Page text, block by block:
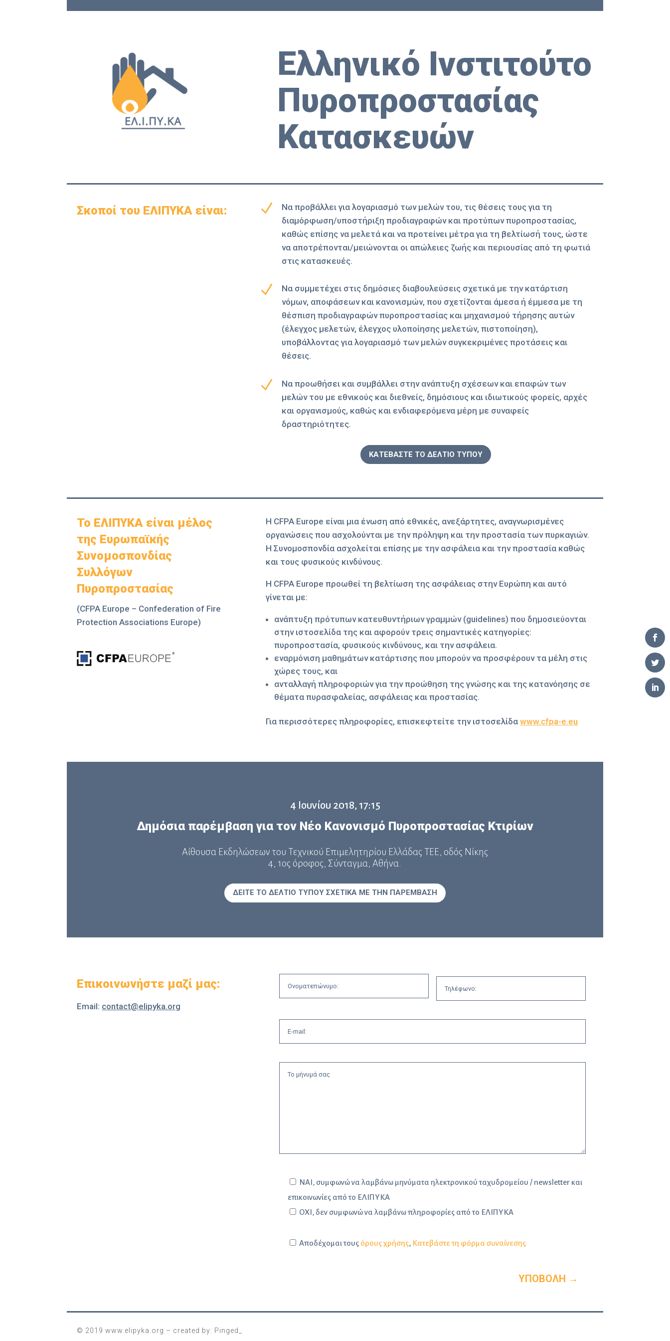
Ελληνικό Ινστιτούτο
Πυροπροστασίας
Κατασκευών
Σκοποί του ΕΛΙΠΥΚΑ είναι: N
Να προβάλλει για λογαριασμό των μελών του, τις θέσεις τους για τη
διαμόρφωση/υποστήριξη προδιαγραφών και προτύπων πυροπροστασίας,
καθώς επίσης να μελετά και να προτείνει μέτρα για τη βελτίωσή τους, ώστε
να αποτρέπονται/μειώνονται οι απώλειες ζωής και περιουσίας από τη φωτιά
στις κατασκευές.
N
Να συμμετέχει στις δημόσιες διαβουλεύσεις σχετικά με την κατάρτιση
νόμων, αποφάσεων και κανονισμών, που σχετίζονται άμεσα ή έμμεσα με τη
θέσπιση προδιαγραφών πυροπροστασίας και μηχανισμού τήρησης αυτών
(έλεγχος μελετών, έλεγχος υλοποίησης μελετών, πιστοποίηση),
υποβάλλοντας για λογαριασμό των μελών συγκεκριμένες προτάσεις και
θέσεις.
N
Να προωθήσει και συμβάλλει στην ανάπτυξη σχέσεων και επαφών των
μελών του με εθνικούς και διεθνείς, δημόσιους και ιδιωτικούς φορείς, αρχές
και οργανισμούς, καθώς και ενδιαφερόμενα μέρη με συναφείς
δραστηριότητες.
ΚΑΤΕΒΑΣΤΕ ΤΟ ΔΕΛΤΙΟ ΤΥΠΟΥ
Το ΕΛΙΠΥΚΑ είναι μέλος
της Ευρωπαϊκής
Συνομοσπονδίας
Συλλόγων
Πυροπροστασίας
(CFPA Europe – Confederation of Fire
Protection Associations Europe)
Η CFPA Europe είναι μια ένωση από εθνικές, ανεξάρτητες, αναγνωρισμένες
οργανώσεις που ασχολούνται με την πρόληψη και την προστασία των πυρκαγιών.
Η Συνομοσπονδία ασχολείται επίσης με την ασφάλεια και την προστασία καθώς
και τους φυσικούς κινδύνους.
Η CFPA Europe προωθεί τη βελτίωση της ασφάλειας στην Ευρώπη και αυτό
γίνεται με:
ανάπτυξη πρότυπων κατευθυντήριων γραμμών (guidelines) που δημοσιεύονται
στην ιστοσελίδα της και αφορούν τρεις σημαντικές κατηγορίες:
πυροπροστασία, φυσικούς κινδύνους, και την ασφάλεια.
εναρμόνιση μαθημάτων κατάρτισης που μπορούν να προσφέρουν τα μέλη στις
χώρες τους, και
ανταλλαγή πληροφοριών για την προώθηση της γνώσης και της κατανόησης σε
θέματα πυρασφαλείας, ασφάλειας και προστασίας.
Για περισσότερες πληροφορίες, επισκεφτείτε την ιστοσελίδαwww.cfpa-e.eu
4 Ιουνίου 2018, 17:15
Δηµόσια παρέµβαση για τον Nέο Kανονισµό Πυροπροστασίας Κτιρίων
Αίθουσα Εκδηλώσεων του Τεχνικού Επιµελητηρίου Ελλάδας ΤΕΕ, οδός Νίκης
4, 1ος όροφος, Σύνταγµα, Αθήνα.
ΔΕΙΤΕ ΤΟ ΔΕΛΤΙΟ ΤΥΠΟΥ ΣΧΕΤΙΚΑ ΜΕ ΤΗΝ ΠΑΡΕΜΒΑΣΗ
Επικοινωνήστε μαζί μας:
Email: contact@elipyka.org
ΝΑΙ, συμφωνώ να λαμβάνω μηνύματα ηλεκτρονικού ταχυδρομείου / newsletter και
επικοινωνίες από το ΕΛΙΠΥΚΑ
ΟΧΙ, δεν συμφωνώ να λαμβάνω πληροφορίες από το ΕΛΙΠΥΚΑ
Αποδέχομαι τους όρους χρήσης, Κατεβάστε τη φόρμα συναίνεσης
© 2019 www.elipyka.org – created by: Pinged_